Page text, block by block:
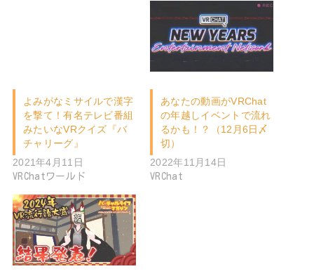
よみがなミサイルで漢字
を撃て！有名テレビ番組
みたいなVRクイズ『バ
チャリーグ』
2021年4月11日
VRChatワールド
あなたの動画がVRChat
の年越しイベントで流れ
るかも！？（12月6日〆
切）
2022年11月14日
VRChat